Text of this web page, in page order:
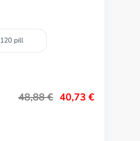
120 pill
48,88€ 40,73 €